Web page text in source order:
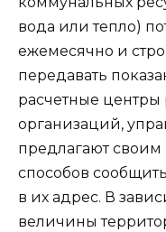
вода или тепло)
ежемесячно и
передавать
расчетные
организаций,
предлагают своим
способов
в их адрес. В
величины